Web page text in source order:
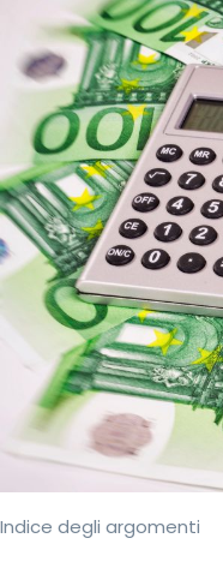
Indice degli argomenti